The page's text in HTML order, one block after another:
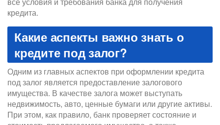
кредита.
Какие аспекты важно знать о
кредите под залог?
Одним из главных аспектов при оформлении кредита
под залог является предоставление залогового
имущества. В качестве залога может выступать
недвижимость, авто, ценные бумаги или другие активы.
При этом, как правило, банк проверяет состояние и